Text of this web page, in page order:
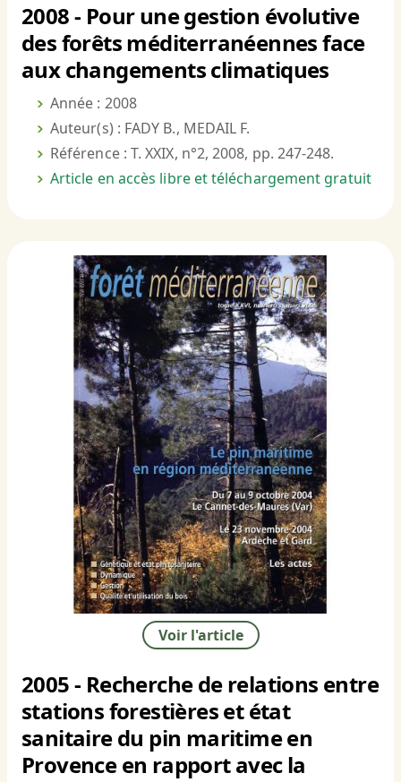
2008 - Pour une gestion évolutive
des forêts méditerranéennes face
aux changements climatiques
Année : 2008
Auteur(s) : FADY B., MEDAIL F.
Référence : T. XXIX, n°2, 2008, pp. 247-248.
Article en accès libre et téléchargement gratuit
Voir l'article
2005 - Recherche de relations entre
stations forestières et état
sanitaire du pin maritime en
Provence en rapport avec la